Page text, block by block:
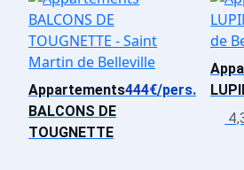
Appartements
BALCONS DE
TOUGNETTE
444€/pers.